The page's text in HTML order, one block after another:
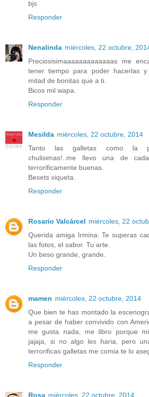
bjs
Responder
Nenalinda miércoles, 22 octubre,
Preciosisimaaaaaaaaaaaaas me
tener tiempo para poder hacerlas
mitad de bonitas que a ti.
Bicos mil wapa.
Responder
Mesilda miércoles, 22 octubre, 2014
Tanto las galletas como la
chulisimas!..me llevo una de
terrorificamente buenas.
Besets xiqueta.
Responder
Rosario Valcárcel miércoles, 22
Querida amiga Irmina: Te superas
las fotos, el sabor. Tu arte.
Un beso grande, grande.
Responder
mamen miércoles, 22 octubre, 2014
Que bien te has montado la
a pesar de haber convivido con
me gusta nada, me libro porque
jajaja, si no algo les haria, pero
terrorificas galletas me comia te lo
Responder
Rosa miércoles, 22 octubre, 2014